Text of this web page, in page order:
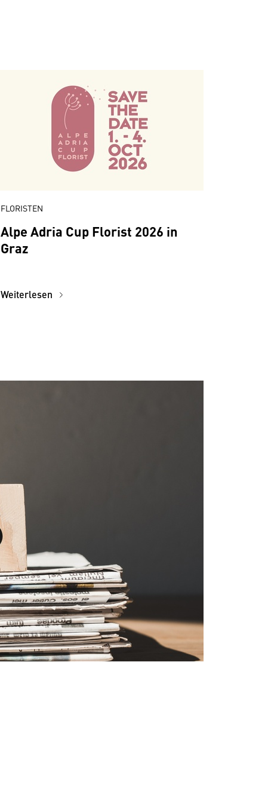
FLORISTEN
Alpe Adria Cup Florist 2026 in
Graz
Weiterlesen